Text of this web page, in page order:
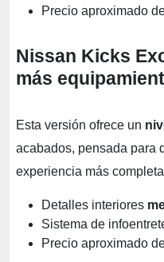
Precio aproximado
Nissan Kicks
más
Esta versión ofrece un
acabados, pensada para
experiencia más
Detalles interiores
Sistema de
Precio aproximado